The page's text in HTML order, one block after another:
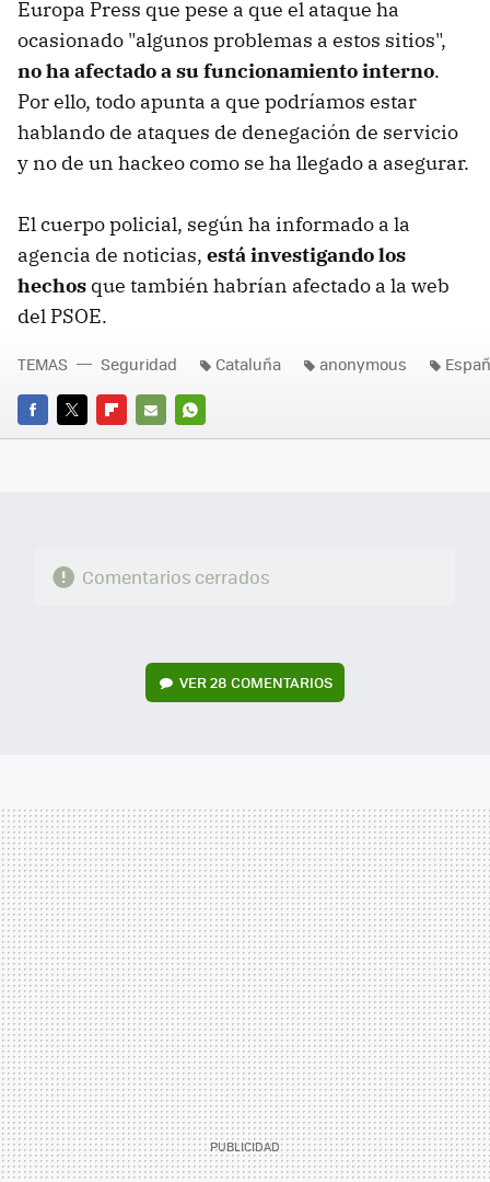
Europa Press que pese a que el ataque ha
ocasionado "algunos problemas a estos sitios",
no ha afectado a su funcionamiento interno.
Por ello, todo apunta a que podríamos estar
hablando de ataques de denegación de servicio
y no de un hackeo como se ha llegado a asegurar.
El cuerpo policial, según ha informado a la
agencia de noticias, está investigando los
hechos que también habrían afectado a la web
del PSOE.
FACEBOOK
TWITTERFLIPBOARD
E-
WHATSAPP
TEMAS Seguridad Cataluña anonymous
Comentarios cerrados
VER 28 COMENTARIOS